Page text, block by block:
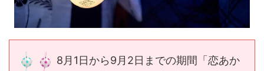
8月1日から9月2日までの期間「恋あか